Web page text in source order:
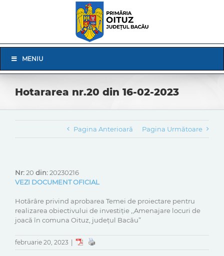
Navigation
MENIU
Hotararea nr.20 din 16-02-2023
Pagina Anterioară Pagina Următoare
Nr:20 din:20230216
VEZI DOCUMENT OFICIAL
Hotărâre privind aprobarea Temei de proiectare pentru
realizarea obiectivului de investiţie ,,Amenajare locuri de
joacă în comuna Oituz, județul Bacău”
februarie 20, 2023